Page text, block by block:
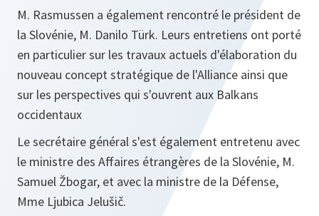
M. Rasmussen a également rencontré le président de
la Slovénie, M. Danilo Türk. Leurs entretiens ont porté
en particulier sur les travaux actuels d'élaboration du
nouveau concept stratégique de l'Alliance ainsi que
sur les perspectives qui s'ouvrent aux Balkans
occidentaux
Le secrétaire général s'est également entretenu avec
le ministre des Affaires étrangères de la Slovénie, M.
Samuel Žbogar, et avec la ministre de la Défense,
Mme Ljubica Jelušič.